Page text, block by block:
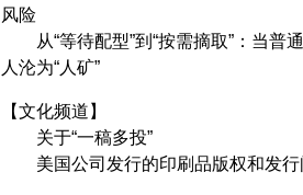
风险
从“等待配型”到“按需摘取”：当普
人沦为“人矿”
【文化频道】
关于“一稿多投”
美国公司发行的印刷品版权和发行